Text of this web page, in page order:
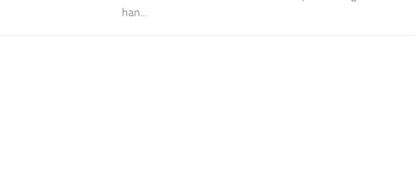
han...